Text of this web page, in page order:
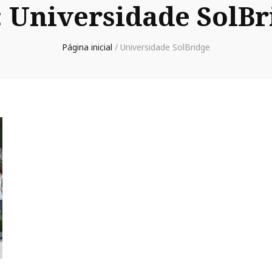
Universidade
Página inicial / Universidade SolBridge